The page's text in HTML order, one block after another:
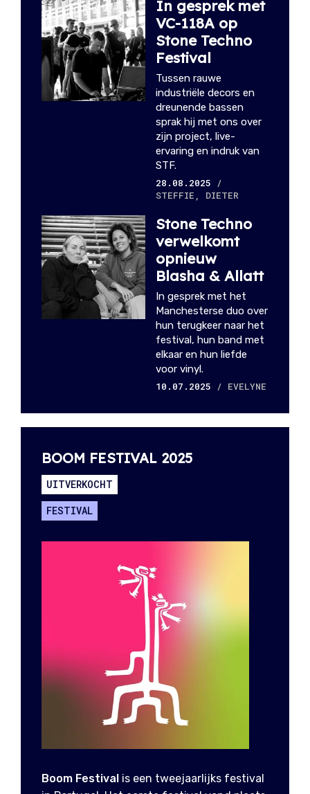
In gesprek met
VC-118A op
Stone Techno
Festival
Tussen rauwe
industriële decors en
dreunende bassen
sprak hij met ons over
zijn project, live-
ervaring en indruk van
STF.
28.08.2025
/
STEFFIE, DIETER
Stone Techno
verwelkomt
opnieuw
Blasha & Allatt
In gesprek met het
Manchesterse duo over
hun terugkeer naar het
festival, hun band met
elkaar en hun liefde
voor vinyl.
10.07.2025
/ EVELYNE
BOOM FESTIVAL 2025
UITVERKOCHT
FESTIVAL
Boom Festival is een tweejaarlijks festival